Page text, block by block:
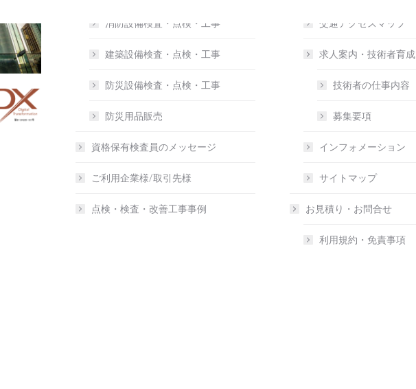
消防設備検査・点検・工事
建築設備検査・点検・工事
防災設備検査・点検・工事
防災用品販売
資格保有検査員のメッセージ
ご利用企業様/取引先様
点検・検査・改善工事事例
交通アクセスマップ
求人案内・技術者育成
技術者の仕事内容
募集要項
インフォメーション
サイトマップ
お見積り・お問合せ
利用規約・免責事項